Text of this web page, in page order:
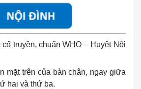
truyền, chuẩn WHO – Huyệt Nội
mặt trên của bàn chân, ngay giữa
hai và thứ ba.